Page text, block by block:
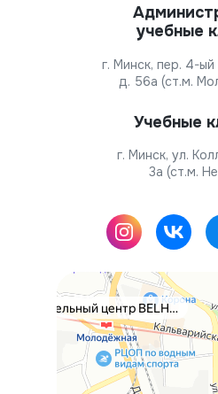
Учебные
г. Минск, ул.
3а (ст.м.
учебные
г. Минск, пер. 4-
д. 56а (ст.м.